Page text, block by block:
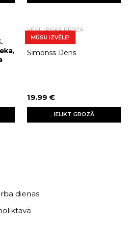
MŪSU IZVĒLE!
VĒSTURISKĀ PROZA
Terors
Simonss Dens
19.99 €
IELIKT GROZĀ
dienas